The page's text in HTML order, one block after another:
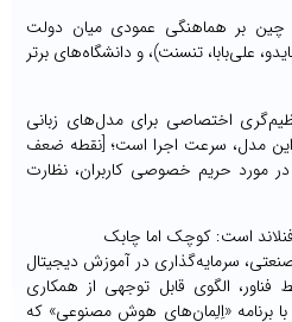
بر هماهنگی عمودی میان دولت
علی‌بابا، تنسنت)، و دانشگاه‌های برتر
چارچوب تنظیم‌گری اختصاصی برای مدل‌های زبانی
مدل، سرعت اجرا است؛ [نقطه ضعف
در مورد حریم خصوصی کاربران، نظارت
است: کوچک اما چابک
سرمایه‌گذاری در آموزش دیجیتال
الگوی قابل توجهی از همکاری
برنامه «اِلِمان‌های هوش مصنوعی» که